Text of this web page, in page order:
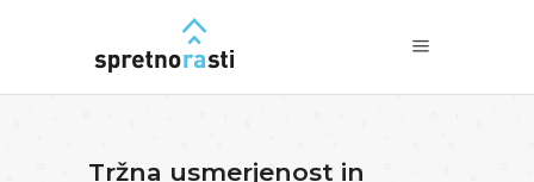
Tržna usmerjenost in